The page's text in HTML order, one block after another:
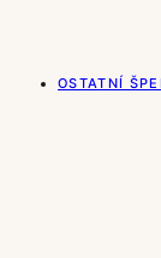
OSTATNÍ